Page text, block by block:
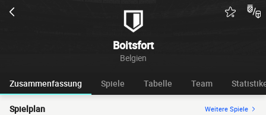
Boitsfort
Belgien
Zusammenfassung Spiele Tabelle Team
Spielplan Weitere Spiele